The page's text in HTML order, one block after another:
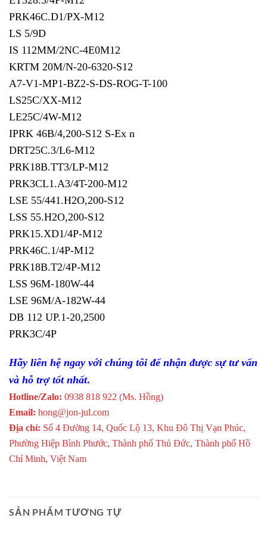
PRK46C.D1/PX-M12
LS 5/9D
IS 112MM/2NC-4E0M12
KRTM 20M/N-20-6320-S12
A7-V1-MP1-BZ2-S-DS-ROG-T-100
LS25C/XX-M12
LE25C/4W-M12
IPRK 46B/4,200-S12 S-Ex n
DRT25C.3/L6-M12
PRK18B.TT3/LP-M12
PRK3CL1.A3/4T-200-M12
LSE 55/441.H2O,200-S12
LSS 55.H2O,200-S12
PRK15.XD1/4P-M12
PRK46C.1/4P-M12
PRK18B.T2/4P-M12
LSS 96M-180W-44
LSE 96M/A-182W-44
DB 112 UP.1-20,2500
PRK3C/4P
Hãy liên hệ ngay với chúng tôi để nhận được sự tư vấn
và hỗ trợ tốt nhất.
Hotline/Zalo: 0938 818 922 (Ms. Hồng)
Email: hong@jon-jul.com
Địa chỉ: Số 4 Đường 14, Quốc Lộ 13, Khu Đô Thị Vạn Phúc,
Phường Hiệp Bình Phước, Thành phố Thủ Đức, Thành phố Hồ
Chí Minh, Việt Nam
SẢN PHẨM TƯƠNG TỰ